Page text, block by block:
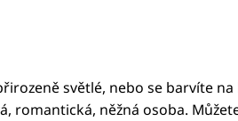
světlé, nebo se barvíte
romantická, něžná osoba.